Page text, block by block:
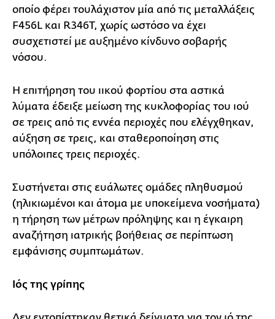
οποίο φέρει τουλάχιστον μία από τις μεταλλάξεις
F456L και R346T, χωρίς ωστόσο να έχει
συσχετιστεί με αυξημένο κίνδυνο σοβαρής
νόσου.
Η επιτήρηση του ιικού φορτίου στα αστικά
λύματα έδειξε μείωση της κυκλοφορίας του ιού
σε τρεις από τις εννέα περιοχές που ελέγχθηκαν,
αύξηση σε τρεις, και σταθεροποίηση στις
υπόλοιπες τρεις περιοχές.
Συστήνεται στις ευάλωτες ομάδες πληθυσμού
(ηλικιωμένοι και άτομα με υποκείμενα νοσήματα)
η τήρηση των μέτρων πρόληψης και η έγκαιρη
αναζήτηση ιατρικής βοήθειας σε περίπτωση
εμφάνισης συμπτωμάτων.
Ιός της γρίπης